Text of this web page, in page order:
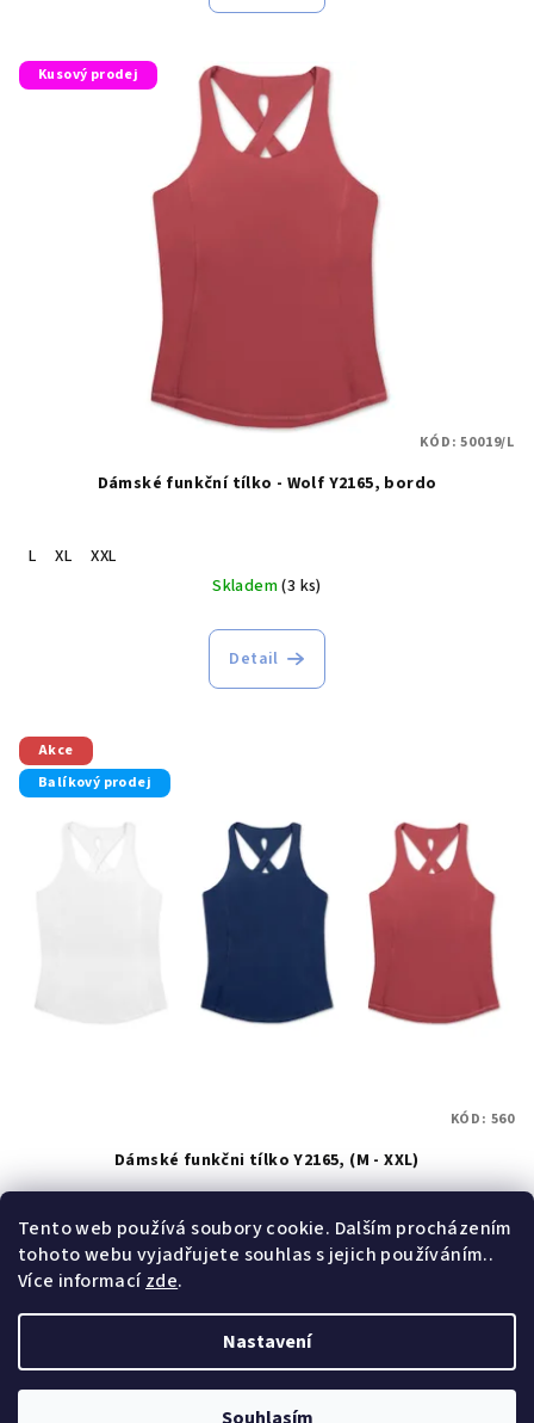
Tento web používá soubory cookie. Dalším procházením
tohoto webu vyjadřujete souhlas s jejich používáním..
Více informacízde.
Nastavení
Kusový prodej
Dámské funkční tílko - Wolf Y2165, bordo
L XL
XXL
Skladem(3 ks)
Detail
KÓD:50019/L
Akce
Balíkový prodej
Dámské funkčni tílko Y2165, (M - XXL)
Skladem(>50 ks)
KÓD: 560